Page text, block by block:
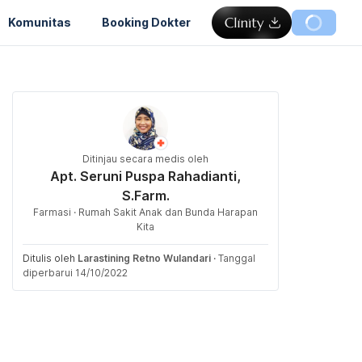
Komunitas Booking Dokter
Ditinjau secara medis oleh
Apt. Seruni Puspa Rahadianti,
S.Farm.
Farmasi · Rumah Sakit Anak dan Bunda Harapan
Kita
Ditulis oleh Larastining Retno Wulandari · Tanggal
diperbarui 14/10/2022